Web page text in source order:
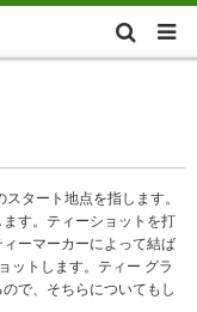
タート地点を指します。
す。ティーショットを打
ーマーカーによって結ば
ットします。ティー グラ
で、そちらについてもし